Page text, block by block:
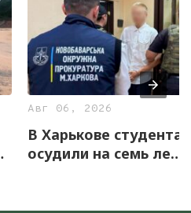
Авг 06, 2026
В Харькове студента
осудили на семь лет